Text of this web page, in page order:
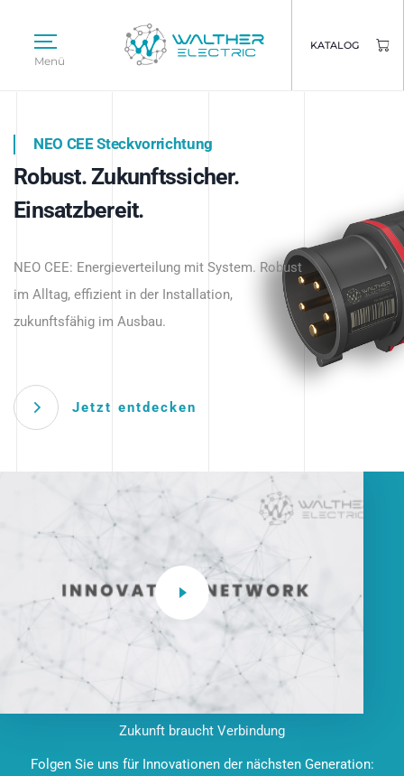
Menü
KATALOG
Intelligente Stromverteilung
beginnt hier.
NEO CEE Steckvorrichtung
Robust. Zukunftssicher.
Einsatzbereit.
NEO CEE: Energieverteilung mit System. Robust
im Alltag, effizient in der Installation,
zukunftsfähig im Ausbau.
Jetzt entdecken
Intelligenz trifft Energie.
Anwendungen – robust, IP-geschützt und
zukunftsfähig.
Zukunft braucht Verbindung
Folgen Sie uns für Innovationen der nächsten Generation: